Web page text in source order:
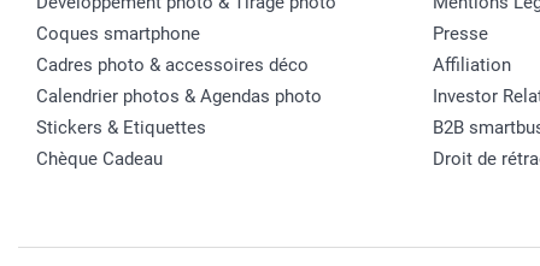
Coques smartphone
Cadres photo & accessoires déco
Calendrier photos & Agendas photo
Stickers & Etiquettes
Chèque Cadeau
Presse
Affiliation
Investor
B2B
Droit de